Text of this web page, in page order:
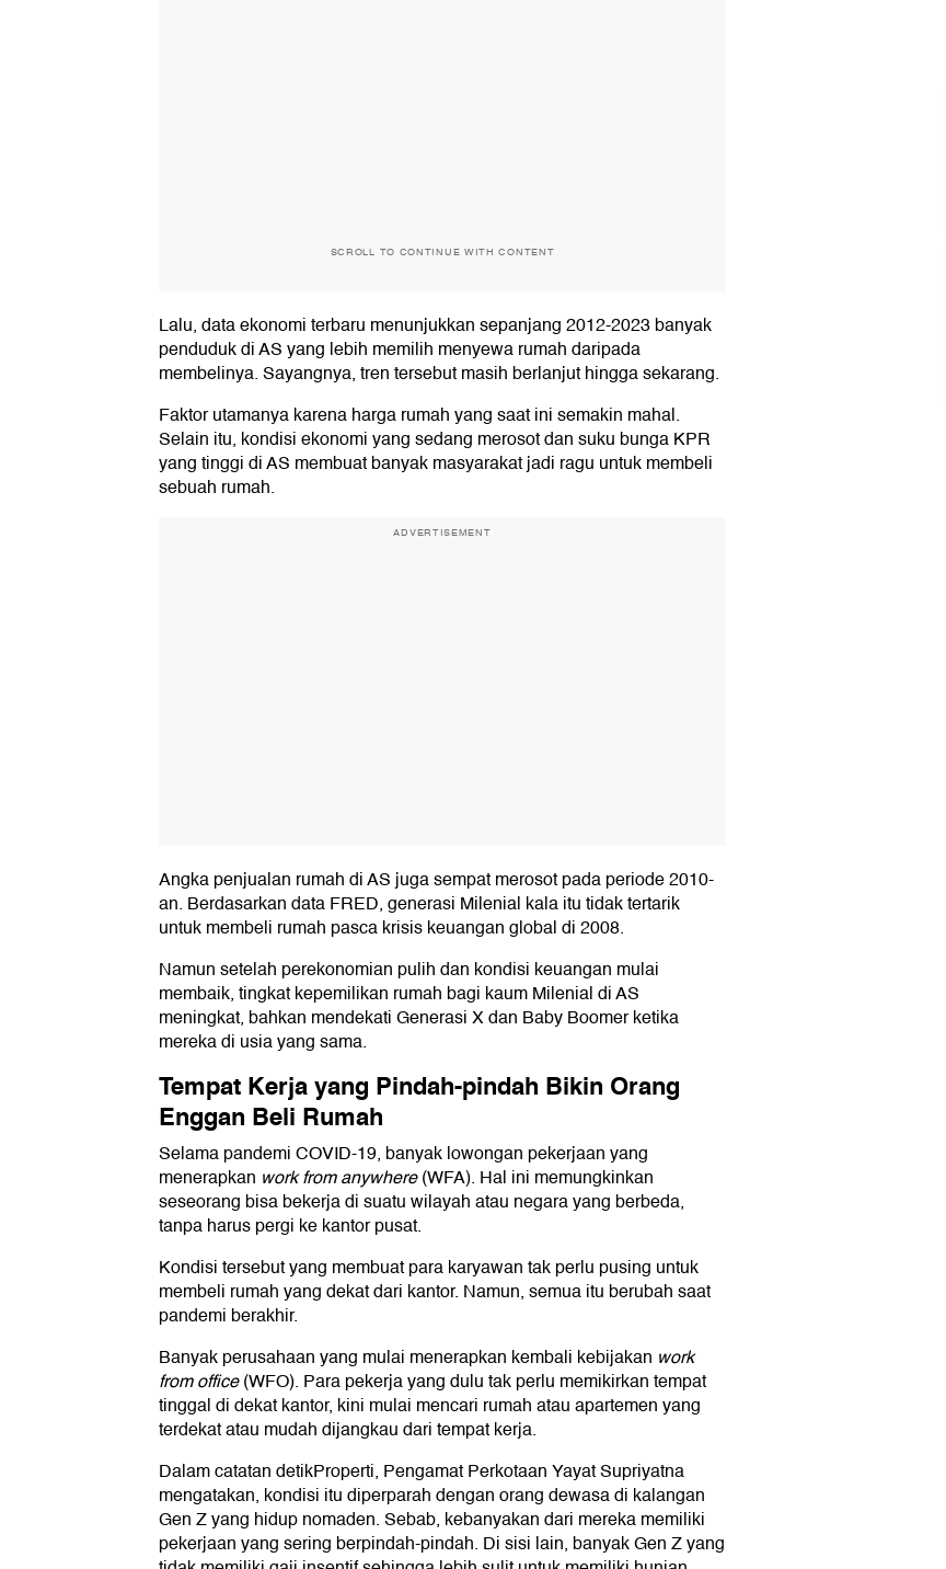
SCROLL TO CONTINUE WITH CONTENT
Lalu, data ekonomi terbaru menunjukkan sepanjang 2012-2023 banyak
penduduk di AS yang lebih memilih menyewa rumah daripada
membelinya. Sayangnya, tren tersebut masih berlanjut hingga sekarang.
Faktor utamanya karena harga rumah yang saat ini semakin mahal.
Selain itu, kondisi ekonomi yang sedang merosot dan suku bunga KPR
yang tinggi di AS membuat banyak masyarakat jadi ragu untuk membeli
sebuah rumah.
ADVERTISEMENT
Angka penjualan rumah di AS juga sempat merosot pada periode 2010-
an. Berdasarkan data FRED, generasi Milenial kala itu tidak tertarik
untuk membeli rumah pasca krisis keuangan global di 2008.
Namun setelah perekonomian pulih dan kondisi keuangan mulai
membaik, tingkat kepemilikan rumah bagi kaum Milenial di AS
meningkat, bahkan mendekati Generasi X dan Baby Boomer ketika
mereka di usia yang sama.
Tempat Kerja yang Pindah-pindah Bikin Orang
Enggan Beli Rumah
Selama pandemi COVID-19, banyak lowongan pekerjaan yang
menerapkan work from anywhere(WFA). Hal ini memungkinkan
seseorang bisa bekerja di suatu wilayah atau negara yang berbeda,
tanpa harus pergi ke kantor pusat.
Kondisi tersebut yang membuat para karyawan tak perlu pusing untuk
membeli rumah yang dekat dari kantor. Namun, semua itu berubah saat
pandemi berakhir.
Banyak perusahaan yang mulai menerapkan kembali kebijakan work
from office(WFO). Para pekerja yang dulu tak perlu memikirkan tempat
tinggal di dekat kantor, kini mulai mencari rumah atau apartemen yang
terdekat atau mudah dijangkau dari tempat kerja.
Dalam catatan detikProperti, Pengamat Perkotaan Yayat Supriyatna
mengatakan, kondisi itu diperparah dengan orang dewasa di kalangan
Gen Z yang hidup nomaden. Sebab, kebanyakan dari mereka memiliki
pekerjaan yang sering berpindah-pindah. Di sisi lain, banyak Gen Z yang